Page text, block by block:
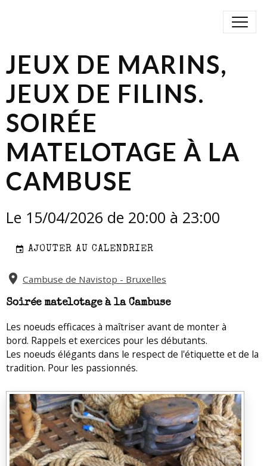
JEUX DE MARINS,
JEUX DE FILINS.
SOIRÉE
MATELOTAGE À LA
CAMBUSE
Le 15/04/2026 de 20:00 à 23:00
AJOUTER AU CALENDRIER
Cambuse de Navistop - Bruxelles
Soirée matelotage à la Cambuse
Les noeuds efficaces à maîtriser avant de monter à
bord. Rappels et exercices pour les débutants.
Les noeuds élégants dans le respect de l'étiquette et de la
tradition. Pour les passionnés.